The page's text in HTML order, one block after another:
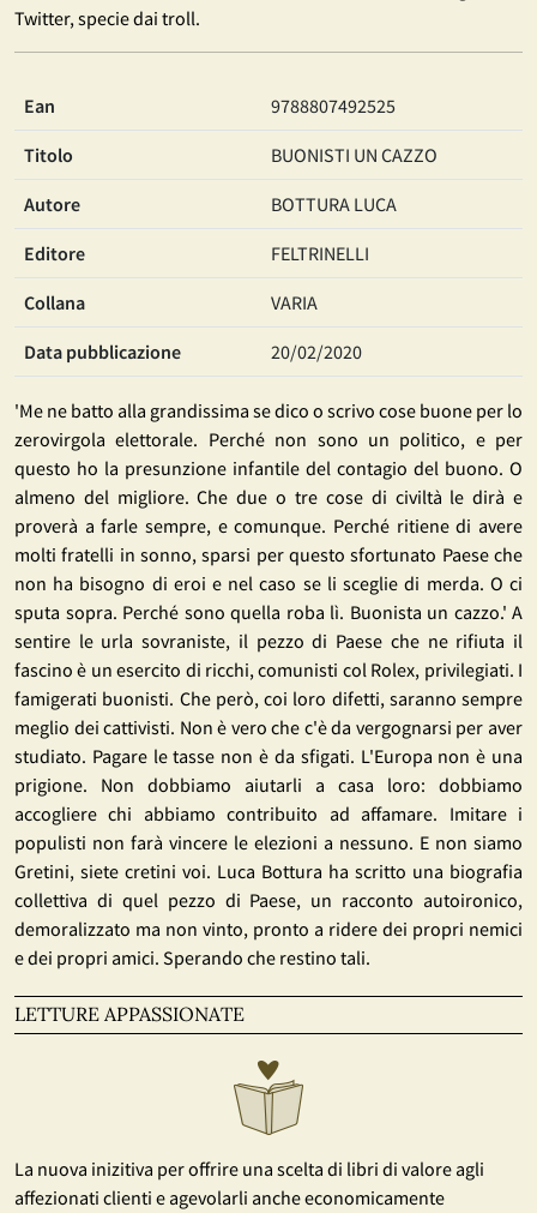
Twitter, specie dai troll.
Ean 9788807492525
Titolo BUONISTI UN CAZZO
Autore BOTTURA LUCA
Editore FELTRINELLI
Collana VARIA
Data pubblicazione 20/02/2020
'Me ne batto alla grandissima se dico o scrivo cose buone per lo
zerovirgola elettorale. Perché non sono un politico, e per
questo ho la presunzione infantile del contagio del buono. O
almeno del migliore. Che due o tre cose di civiltà le dirà e
proverà a farle sempre, e comunque. Perché ritiene di avere
molti fratelli in sonno, sparsi per questo sfortunato Paese che
non ha bisogno di eroi e nel caso se li sceglie di merda. O ci
sputa sopra. Perché sono quella roba lì. Buonista un cazzo.' A
sentire le urla sovraniste, il pezzo di Paese che ne rifiuta il
fascino è un esercito di ricchi, comunisti col Rolex, privilegiati. I
famigerati buonisti. Che però, coi loro difetti, saranno sempre
meglio dei cattivisti. Non è vero che c'è da vergognarsi per aver
studiato. Pagare le tasse non è da sfigati. L'Europa non è una
prigione. Non dobbiamo aiutarli a casa loro: dobbiamo
accogliere chi abbiamo contribuito ad affamare. Imitare i
populisti non farà vincere le elezioni a nessuno. E non siamo
Gretini, siete cretini voi. Luca Bottura ha scritto una biografia
collettiva di quel pezzo di Paese, un racconto autoironico,
demoralizzato ma non vinto, pronto a ridere dei propri nemici
e dei propri amici. Sperando che restino tali.
LETTURE APPASSIONATE
La nuova inizitiva per offrire una scelta di libri di valore agli
affezionati clienti e agevolarli anche economicamente